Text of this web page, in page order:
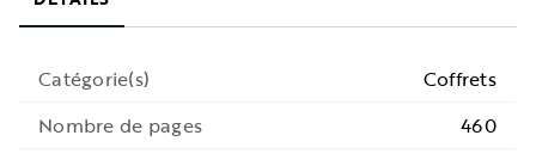
Catégorie(s)
Coffrets
Nombre de pages
460